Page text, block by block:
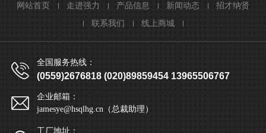
网站首页 走进强力 产品信息 新闻动态
招才纳贤
联系我们
线上商城
全国服务热线：
(0559)2676818 (020)89859454 13965506767
企业邮箱：
jamesye@hsqlhg.cn（总裁助理）
工厂地址：